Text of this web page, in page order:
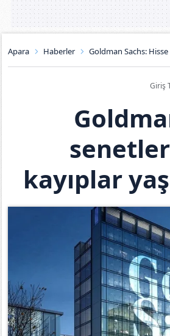
Apara Haberler Goldman Sachs:
Giriş
kayıplar